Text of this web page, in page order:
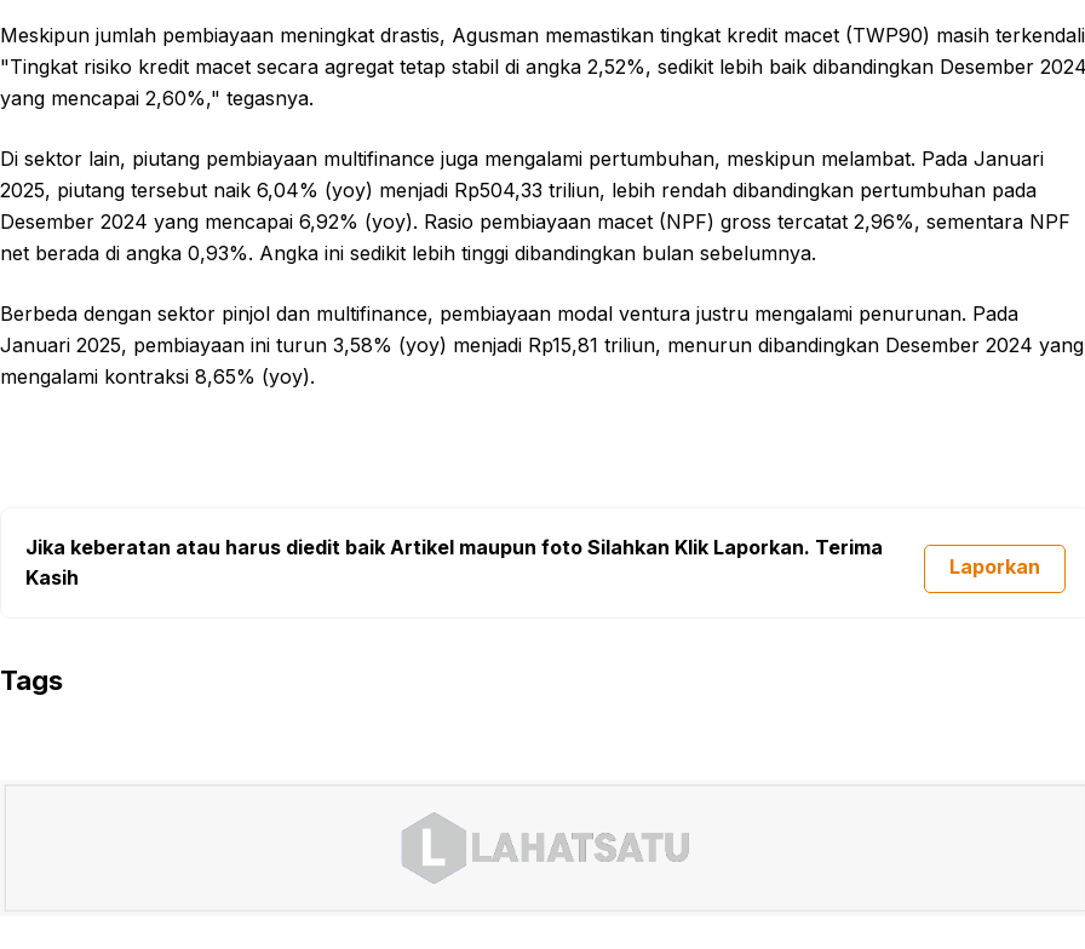
Meskipun jumlah pembiayaan meningkat drastis, Agusman memastikan tingkat kredit macet (TWP90) masih
"Tingkat risiko kredit macet secara agregat tetap stabil di angka 2,52%, sedikit lebih baik dibandingkan Desember
yang mencapai 2,60%," tegasnya.
Di sektor lain, piutang pembiayaan multifinance juga mengalami pertumbuhan, meskipun melambat. Pada Januari
2025, piutang tersebut naik 6,04% (yoy) menjadi Rp504,33 triliun, lebih rendah dibandingkan pertumbuhan pada
Desember 2024 yang mencapai 6,92% (yoy). Rasio pembiayaan macet (NPF) gross tercatat 2,96%, sementara NPF
net berada di angka 0,93%. Angka ini sedikit lebih tinggi dibandingkan bulan sebelumnya.
Berbeda dengan sektor pinjol dan multifinance, pembiayaan modal ventura justru mengalami penurunan. Pada
Januari 2025, pembiayaan ini turun 3,58% (yoy) menjadi Rp15,81 triliun, menurun dibandingkan Desember 2024 yang
mengalami kontraksi 8,65% (yoy).
Jika keberatan atau harus diedit baik Artikel maupun foto Silahkan Klik Laporkan. Terima
Kasih
Laporkan
Tags